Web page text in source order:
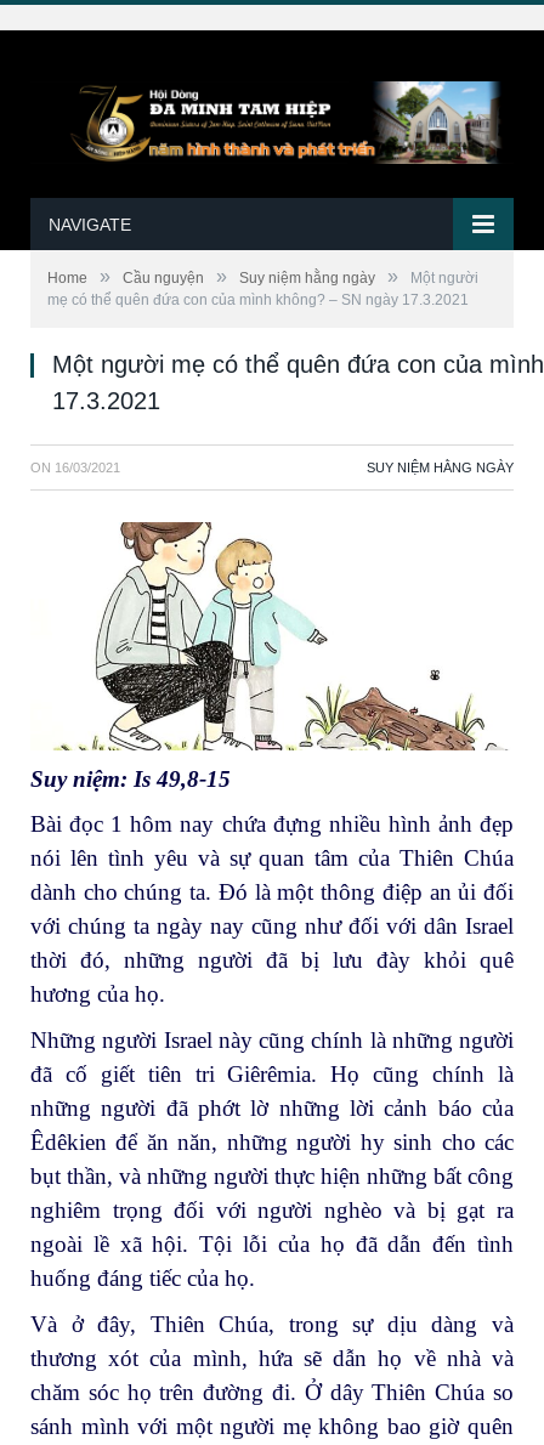
NAVIGATE
Home » Cầu nguyện » Suy niệm hằng ngày »
Một người
mẹ có thể quên đứa con của mình không? – SN ngày 17.3.2021
Một người mẹ có thể quên đứa con của
17.3.2021
ON 16/03/2021 SUY NIỆM HẰNG NGÀY
Suy niệm: Is 49,8-15
Bài đọc 1 hôm nay chứa đựng nhiều hình ảnh đẹp
nói lên tình yêu và sự quan tâm của Thiên Chúa
dành cho chúng ta. Đó là một thông điệp an ủi đối
với chúng ta ngày nay cũng như đối với dân Israel
thời đó, những người đã bị lưu đày khỏi quê
hương của họ.
Những người Israel này cũng chính là những người
đã cố giết tiên tri Giêrêmia. Họ cũng chính là
những người đã phớt lờ những lời cảnh báo của
Êdêkien để ăn năn, những người hy sinh cho các
bụt thần, và những người thực hiện những bất công
nghiêm trọng đối với người nghèo và bị gạt ra
ngoài lề xã hội. Tội lỗi của họ đã dẫn đến tình
huống đáng tiếc của họ.
Và ở đây, Thiên Chúa, trong sự dịu dàng và
thương xót của mình, hứa sẽ dẫn họ về nhà và
chăm sóc họ trên đường đi. Ở dây Thiên Chúa so
sánh mình với một người mẹ không bao giờ quên